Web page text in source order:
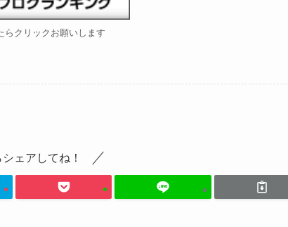
ら クリック お願いします
ェアしてね！